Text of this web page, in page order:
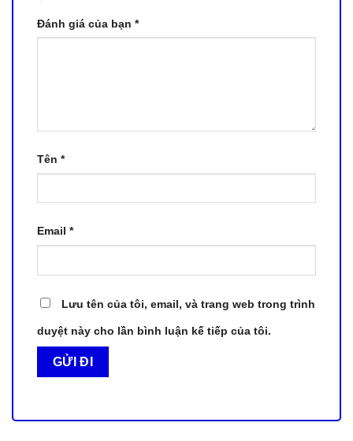
Đánh giá của bạn *
Tên *
Email *
Lưu tên của tôi, email, và trang web trong trình
duyệt này cho lần bình luận kế tiếp của tôi.